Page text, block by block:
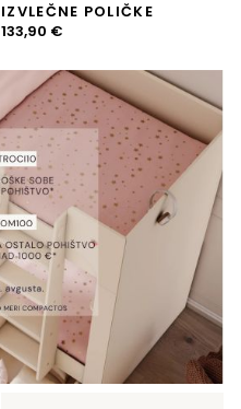
IZVLEČNE POLIČKE
133,90 €